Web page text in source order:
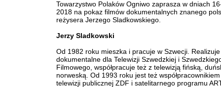
Towarzystwo Polaków Ogniwo zaprasza w dniach
2018 na pokaz filmów dokumentalnych znanego
reżysera Jerzego Sladkowskiego.
Jerzy Sladkowski
Od 1982 roku mieszka i pracuje w Szwecji.
dokumentalne dla Telewizji Szwedzkiej i
Filmowego, współpracuje też z telewizją fińską,
norweską. Od 1993 roku jest też
telewizji publicznej ZDF i satelitarnego programu